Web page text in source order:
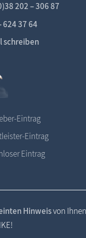
202 – 306 87
624 37 64
schreiben
Eintrag
Eintrag
Eintrag
Hinweisvon